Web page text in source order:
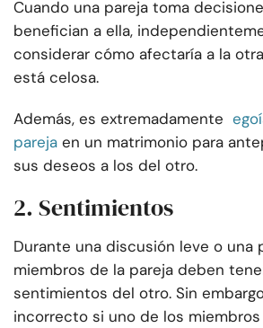
Cuando una pareja toma
benefician a ella,
considerar cómo afectaría a la
está celosa.
Además, es extremadamente
pareja en un matrimonio para
sus deseos a los del otro.
2. Sentimientos
Durante una discusión leve o una
miembros de la pareja deben
sentimientos del otro. Sin
incorrecto si uno de los